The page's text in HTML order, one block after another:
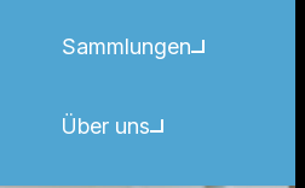
Sammlungen
Über uns